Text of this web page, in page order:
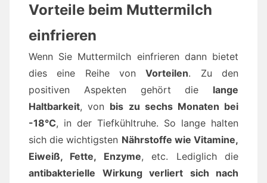
Vorteile beim Muttermilch
einfrieren
Wenn Sie Muttermilch einfrieren dann bietet
dies eine Reihe vonVorteilen. Zu den
positiven Aspekten gehört die lange
Haltbarkeit, von bis zu sechs Monaten bei
-18°C, in der Tiefkühltruhe. So lange halten
sich die wichtigsten Nährstoffe wie Vitamine,
Eiweiß, Fette, Enzyme, etc. Lediglich die
antibakterielle Wirkung verliert sich nach